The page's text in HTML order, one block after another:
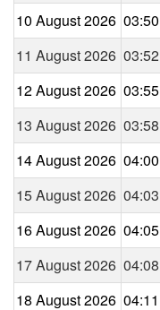
10 August 2026 03:50
11 August 2026 03:52
12 August 2026 03:55
13 August 2026 03:58
14 August 2026 04:00
15 August 2026 04:03
16 August 2026 04:05
17 August 2026 04:08
18 August 2026 04:11